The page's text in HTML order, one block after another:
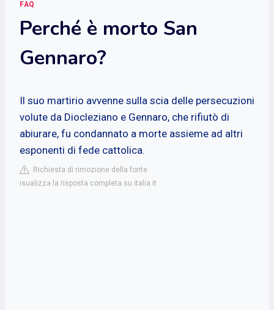
FAQ
Perché è morto San
Gennaro?
Il suo martirio avvenne sulla scia delle persecuzioni
volute da Diocleziano e Gennaro, che rifiutò di
abiurare, fu condannato a morte assieme ad altri
esponenti di fede cattolica.
Richiesta di rimozione della fonte
isualizza la risposta completa su italia.it